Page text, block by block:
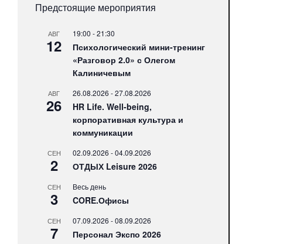
Предстоящие мероприятия
АВГ
12
19:00 -21:30
Психологический мини-тренинг
«Разговор 2.0» с Олегом
Калиничевым
АВГ
26
26.08.2026 -27.08.2026
HR Life. Well-being,
корпоративная культура и
коммуникации
СЕН
2
02.09.2026 -04.09.2026
ОТДЫХ Leisure 2026
СЕН
3
Весь день
CORE.Офисы
СЕН
7
07.09.2026 -08.09.2026
Персонал Экспо 2026